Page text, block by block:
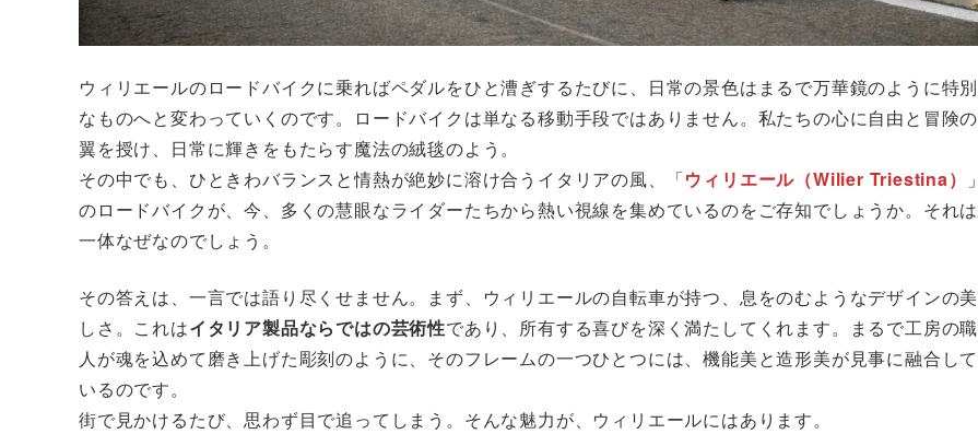
ウィリエールのロードバイクに乗ればペダルをひと漕ぎするたびに、日常の景色はまるで万華鏡のように特別
なものへと変わっていくのです。ロードバイクは単なる移動手段ではありません。私たちの心に自由と冒険の
翼を授け、日常に輝きをもたらす魔法の絨毯のよう。
その中でも、ひときわバランスと情熱が絶妙に溶け合うイタリアの風、「ウィリエール（Wilier Triestina）
」
のロードバイクが、今、多くの慧眼なライダーたちから熱い視線を集めているのをご存知でしょうか。それは
一体なぜなのでしょう。
その答えは、一言では語り尽くせません。まず、ウィリエールの自転車が持つ、息をのむようなデザインの美
しさ。これはイタリア製品ならではの芸術性であり、所有する喜びを深く満たしてくれます。まるで工房の職
人が魂を込めて磨き上げた彫刻のように、そのフレームの一つひとつには、機能美と造形美が見事に融合して
いるのです。
街で見かけるたび、思わず目で追ってしまう。そんな魅力が、ウィリエールにはあります。